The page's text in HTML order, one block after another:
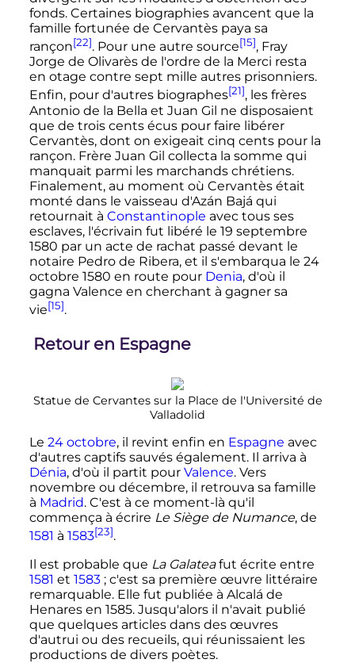
fonds. Certaines biographies avancent que la
famille fortunée de Cervantès paya sa
rançon[22]. Pour une autre source[15], Fray
Jorge de Olivarès de l'ordre de la Merci resta
en otage contre sept mille autres prisonniers.
Enfin, pour d'autres biographes[21], les frères
Antonio de la Bella et Juan Gil ne disposaient
que de trois cents écus pour faire libérer
Cervantès, dont on exigeait cinq cents pour la
rançon. Frère Juan Gil collecta la somme qui
manquait parmi les marchands chrétiens.
Finalement, au moment où Cervantès était
monté dans le vaisseau d'Azán Bajá qui
retournait à Constantinople avec tous ses
esclaves, l'écrivain fut libéré le 19 septembre
1580 par un acte de rachat passé devant le
notaire Pedro de Ribera, et il s'embarqua le 24
octobre 1580 en route pour Denia, d'où il
gagna Valence en cherchant à gagner sa
vie[15].
Retour en Espagne
Statue de Cervantes sur la Place de l'Université de
Valladolid
Le 24 octobre, il revint enfin en Espagne avec
d'autres captifs sauvés également. Il arriva à
Dénia, d'où il partit pour Valence. Vers
novembre ou décembre, il retrouva sa famille
à Madrid. C'est à ce moment-là qu'il
commença à écrire Le Siège de Numance, de
1581 à 1583[23].
Il est probable que La Galateafut écrite entre
1581 et 1583 ; c'est sa première œuvre littéraire
remarquable. Elle fut publiée à Alcalá de
Henares en 1585. Jusqu'alors il n'avait publié
que quelques articles dans des œuvres
d'autrui ou des recueils, qui réunissaient les
productions de divers poètes.